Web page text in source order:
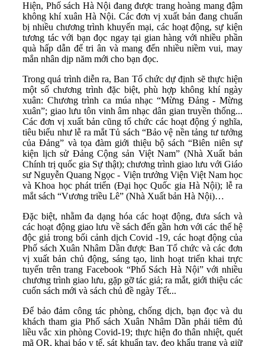
Hiện, Phố sách Hà Nội đang được trang hoàng mang đậm
không khí xuân Hà Nội. Các đơn vị xuất bản đang chuẩn
bị nhiều chương trình khuyến mại, các hoạt động, sự kiện
tương tác với bạn đọc ngay tại gian hàng với nhiều phần
quà hấp dẫn để tri ân và mang đến nhiều niềm vui, may
mắn nhân dịp năm mới cho bạn đọc.
Trong quá trình diễn ra, Ban Tổ chức dự định sẽ thực hiện
một số chương trình đặc biệt, phù hợp không khí ngày
xuân: Chương trình ca múa nhạc “Mừng Đảng - Mừng
xuân”; giao lưu tôn vinh âm nhạc dân gian truyền thống...
Các đơn vị xuất bản cũng tổ chức các hoạt động ý nghĩa,
tiêu biểu như lễ ra mắt Tủ sách “Bảo vệ nền tảng tư tưởng
của Đảng” và tọa đàm giới thiệu bộ sách “Biên niên sự
kiện lịch sử Đảng Cộng sản Việt Nam” (Nhà Xuất bản
Chính trị quốc gia Sự thật); chương trình giao lưu với Giáo
sư Nguyễn Quang Ngọc - Viện trưởng Viện Việt Nam học
và Khoa học phát triển (Đại học Quốc gia Hà Nội); lễ ra
mắt sách “Vương triều Lê” (Nhà Xuất bản Hà Nội)…
Đặc biệt, nhằm đa dạng hóa các hoạt động, đưa sách và
các hoạt động giao lưu về sách đến gần hơn với các thế hệ
độc giả trong bối cảnh dịch Covid -19, các hoạt động của
Phố sách Xuân Nhâm Dần được Ban Tổ chức và các đơn
vị xuất bản chủ động, sáng tạo, linh hoạt triển khai trực
tuyến trên trang Facebook “Phố Sách Hà Nội” với nhiều
chương trình giao lưu, gặp gỡ tác giả; ra mắt, giới thiệu các
cuốn sách mới và sách chủ đề ngày Tết...
Để bảo đảm công tác phòng, chống dịch, bạn đọc và du
khách tham gia Phố sách Xuân Nhâm Dần phải tiêm đủ
liều vắc xin phòng Covid-19; thực hiện đo thân nhiệt, quét
mã QR, khai báo y tế, sát khuẩn tay, đeo khẩu trang và giữ